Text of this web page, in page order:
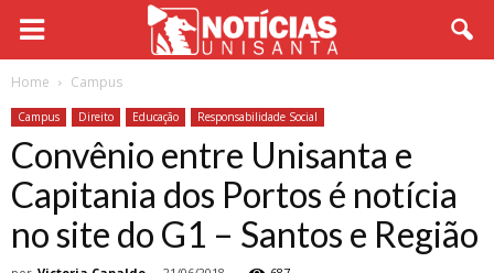
Home Campus
Campus Direito Educação Responsabilidade Social
Convênio entre Unisanta e
Capitania dos Portos é notícia
no site do G1 – Santos e Região